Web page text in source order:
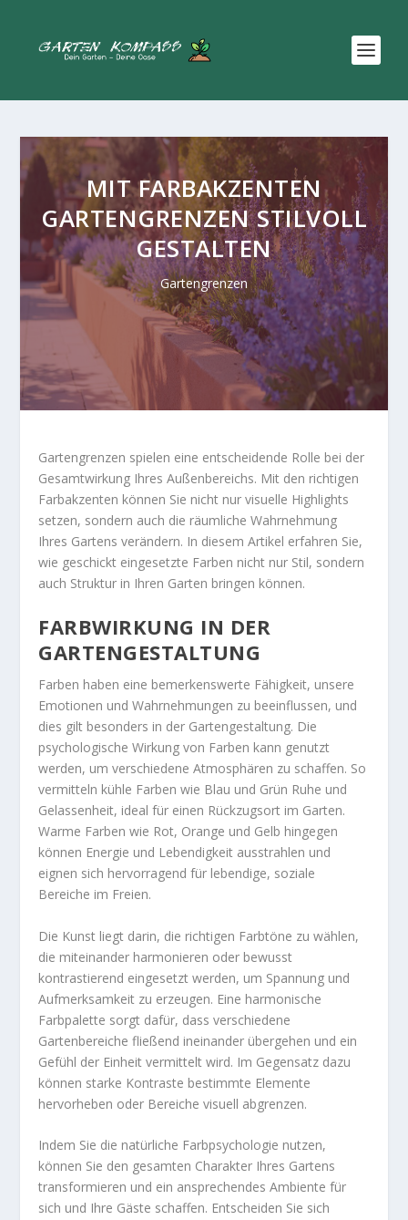
MIT FARBAKZENTEN
GARTENGRENZEN STILVOLL
GESTALTEN
Gartengrenzen
Gartengrenzen spielen eine entscheidende Rolle bei der
Gesamtwirkung Ihres Außenbereichs. Mit den richtigen
Farbakzenten können Sie nicht nur visuelle Highlights
setzen, sondern auch die räumliche Wahrnehmung
Ihres Gartens verändern. In diesem Artikel erfahren Sie,
wie geschickt eingesetzte Farben nicht nur Stil, sondern
auch Struktur in Ihren Garten bringen können.
FARBWIRKUNG IN DER
GARTENGESTALTUNG
Farben haben eine bemerkenswerte Fähigkeit, unsere
Emotionen und Wahrnehmungen zu beeinflussen, und
dies gilt besonders in der Gartengestaltung. Die
psychologische Wirkung von Farben kann genutzt
werden, um verschiedene Atmosphären zu schaffen. So
vermitteln kühle Farben wie Blau und Grün Ruhe und
Gelassenheit, ideal für einen Rückzugsort im Garten.
Warme Farben wie Rot, Orange und Gelb hingegen
können Energie und Lebendigkeit ausstrahlen und
eignen sich hervorragend für lebendige, soziale
Bereiche im Freien.
Die Kunst liegt darin, die richtigen Farbtöne zu wählen,
die miteinander harmonieren oder bewusst
kontrastierend eingesetzt werden, um Spannung und
Aufmerksamkeit zu erzeugen. Eine harmonische
Farbpalette sorgt dafür, dass verschiedene
Gartenbereiche fließend ineinander übergehen und ein
Gefühl der Einheit vermittelt wird. Im Gegensatz dazu
können starke Kontraste bestimmte Elemente
hervorheben oder Bereiche visuell abgrenzen.
Indem Sie die natürliche Farbpsychologie nutzen,
können Sie den gesamten Charakter Ihres Gartens
transformieren und ein ansprechendes Ambiente für
sich und Ihre Gäste schaffen. Entscheiden Sie sich